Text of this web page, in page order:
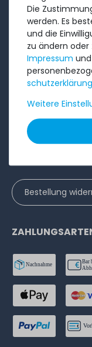
Die
werden. Es
und die
zu ändern
Impressum
schutz­erklärung
Weitere
Zahlungsarten
RECHTLICHES
AGB
Widerrufs­recht
Batterieentsorgung
Bestellung